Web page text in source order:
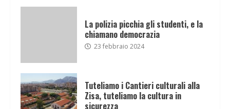
La polizia picchia gli studenti, e la
chiamano democrazia
23 febbraio 2024
Tuteliamo i Cantieri culturali alla
Zisa, tuteliamo la cultura in
sicurezza